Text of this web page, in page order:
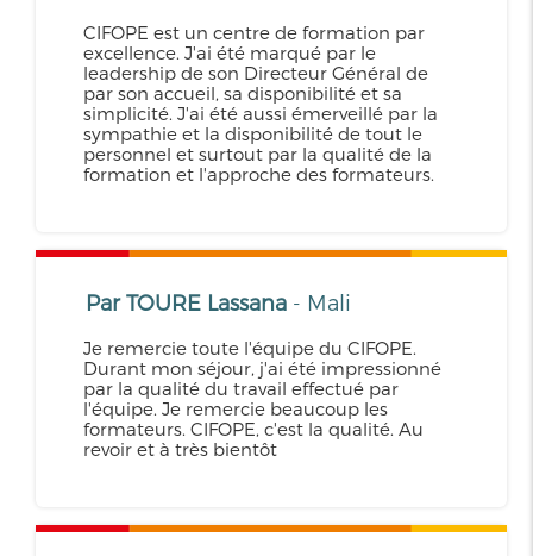
CIFOPE est un centre de formation par
excellence. J'ai été marqué par le
leadership de son Directeur Général de
par son accueil, sa disponibilité et sa
simplicité. J'ai été aussi émerveillé par la
sympathie et la disponibilité de tout le
personnel et surtout par la qualité de la
formation et l'approche des formateurs.
Par TOURE Lassana - Mali
Je remercie toute l'équipe du CIFOPE.
Durant mon séjour, j'ai été impressionné
par la qualité du travail effectué par
l'équipe. Je remercie beaucoup les
formateurs. CIFOPE, c'est la qualité. Au
revoir et à très bientôt